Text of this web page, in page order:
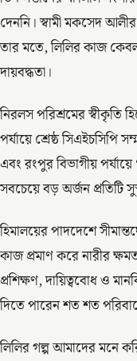
দেননি। স্বামী মকসেদ
তার মতে, লিলির কাজ
দায়বদ্ধতা।
নিরলস পরিশ্রমের স্বীকৃতি
পর্যায়ে শ্রেষ্ঠ সিএইচসিপি
এবং রংপুর বিভাগীয় পর্যায়ে
সবচেয়ে বড় অর্জন প্রতিটি
হিমালয়ের পাদদেশে
কাজ প্রমাণ করে নারীর
প্রশিক্ষণ, দায়িত্ববোধ ও
দিতে পারেন শত শত
লিলির গল্প আমাদের মনে